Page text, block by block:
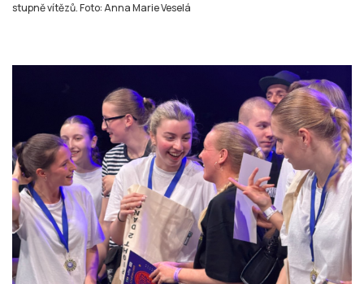
stupně vítězů. Foto: Anna Marie Veselá